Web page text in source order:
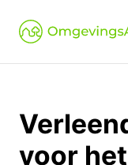
voor